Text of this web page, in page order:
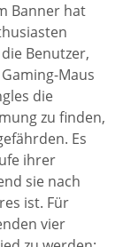
Banner hat
Benutzer,
Maus
die
zu finden,
Es
ihrer
sie nach
ist. Für
vier